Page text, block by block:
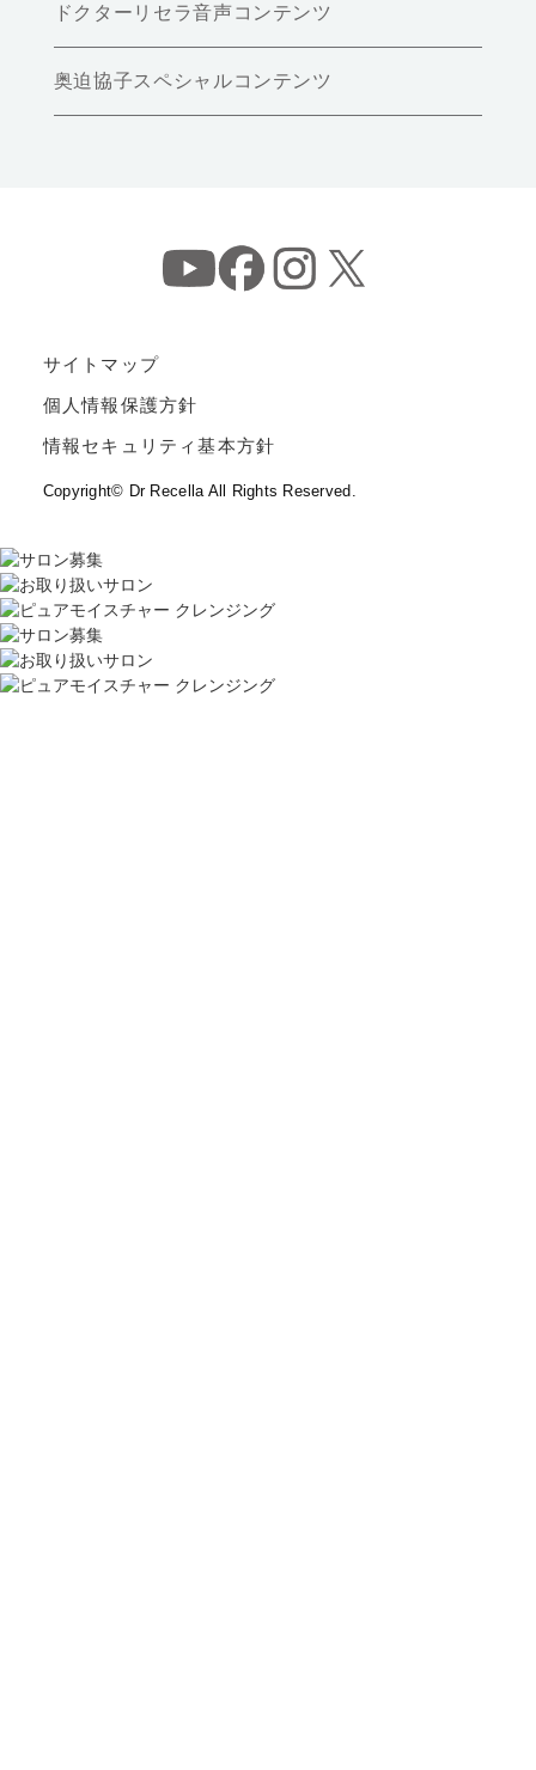
ドクターリセラ音声コンテンツ
奥迫協子スペシャルコンテンツ
サイトマップ
個人情報保護方針
情報セキュリティ基本方針
Copyright© Dr Recella All Rights Reserved.